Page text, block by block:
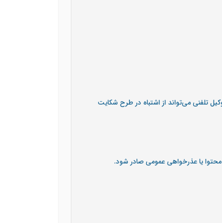
تلفنی می‌تواند از اشتباه در طرح شکایت